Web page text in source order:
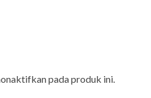
pada produk ini.